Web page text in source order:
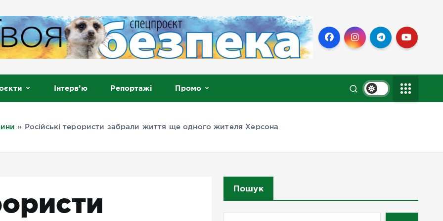
Інтерв’ю Репортажі Промо
» Російські терористи забрали життя ще одного жителя Херсона
Пошук